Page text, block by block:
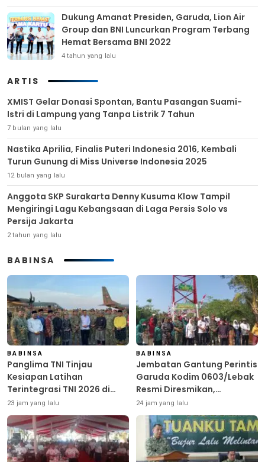
Dukung Amanat Presiden, Garuda, Lion Air
Group dan BNI Luncurkan Program Terbang
Hemat Bersama BNI 2022
4 tahun yang lalu
ARTIS
XMIST Gelar Donasi Spontan, Bantu Pasangan Suami-
Istri di Lampung yang Tanpa Listrik 7 Tahun
7 bulan yang lalu
Nastika Aprilia, Finalis Puteri Indonesia 2016, Kembali
Turun Gunung di Miss Universe Indonesia 2025
12 bulan yang lalu
Anggota SKP Surakarta Denny Kusuma Klow Tampil
Mengiringi Lagu Kebangsaan di Laga Persis Solo vs
Persija Jakarta
2 tahun yang lalu
BABINSA
BABINSA
Panglima TNI Tinjau
Kesiapan Latihan
Terintegrasi TNI 2026 di
Dabo Singkep
23 jam yang lalu
BABINSA
Jembatan Gantung Perintis
Garuda Kodim 0603/Lebak
Resmi Diresmikan,
Permudah Akses Warga
Desa Wanasalam
24 jam yang lalu